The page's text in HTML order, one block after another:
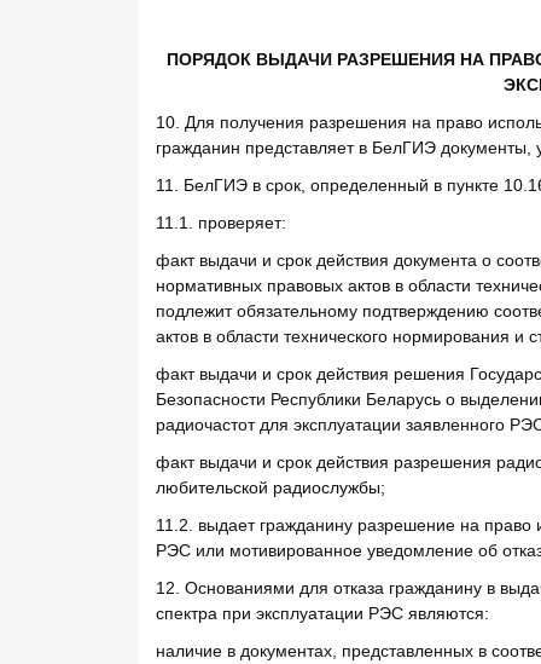
ПОРЯДОК ВЫДАЧИ РАЗРЕШЕНИЯ НА
10. Для получения разрешения на право
гражданин представляет в БелГИЭ документы,
11. БелГИЭ в срок, определенный в пункте
11.1. проверяет:
факт выдачи и срок действия документа о
нормативных правовых актов в области
подлежит обязательному подтверждению
актов в области технического нормирования и
факт выдачи и срок действия решения
Безопасности Республики Беларусь о
радиочастот для эксплуатации заявленного
факт выдачи и срок действия разрешения
любительской радиослужбы;
11.2. выдает гражданину разрешение на право
РЭС или мотивированное уведомление об
12. Основаниями для отказа гражданину в
спектра при эксплуатации РЭС являются:
наличие в документах, представленных в